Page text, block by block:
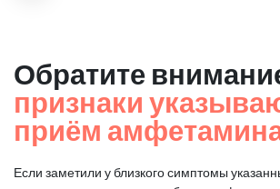
Обратите
признаки
приём
Если заметили у близкого симптомы